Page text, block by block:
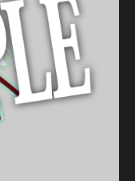
～
ぱーてぃー